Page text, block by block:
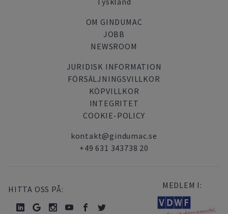
OM GINDUMAC
JOBB
NEWSROOM
JURIDISK INFORMATION
FÖRSÄLJNINGSVILLKOR
KÖPVILLKOR
INTEGRITET
COOKIE-POLICY
kontakt@gindumac.se
+49 631 343738 20
HITTA OSS PÅ: MEDLEM I: